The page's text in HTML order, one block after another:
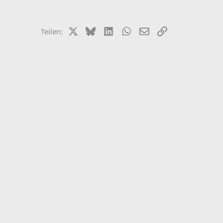
Teilen: X (Twitter)
BlueskyLinkedInWhatsApp
E-MailLink